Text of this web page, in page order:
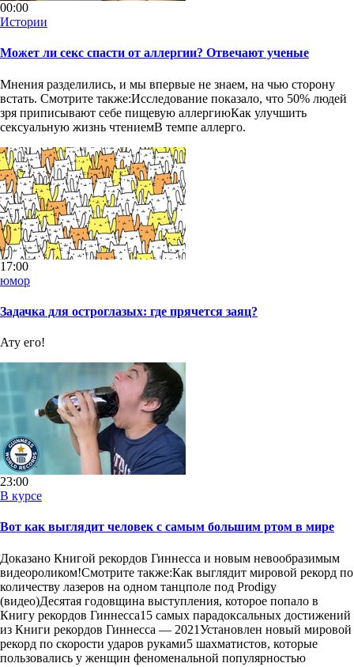
00:00
Истории
Может ли секс спасти от аллергии? Отвечают ученые
Мнения разделились, и мы впервые не знаем, на чью сторону
встать. Смотрите также:Исследование показало, что 50% людей
зря приписывают себе пищевую аллергиюКак улучшить
сексуальную жизнь чтениемВ темпе аллерго.
17:00
юмор
Задачка для остроглазых: где прячется заяц?
Ату его!
23:00
В курсе
Вот как выглядит человек с самым большим ртом в мире
Доказано Книгой рекордов Гиннесса и новым невообразимым
видеороликом!Смотрите также:Как выглядит мировой рекорд по
количеству лазеров на одном танцполе под Prodigy
(видео)Десятая годовщина выступления, которое попало в
Книгу рекордов Гиннесса15 самых парадоксальных достижений
из Книги рекордов Гиннесса — 2021Установлен новый мировой
рекорд по скорости ударов руками5 шахматистов, которые
пользовались у женщин феноменальной популярностью